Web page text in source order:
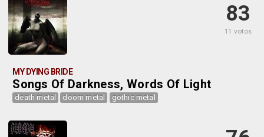
83
11 votos
MY DYING BRIDE
Songs Of Darkness, Words Of Light
death metal doom metal gothic metal